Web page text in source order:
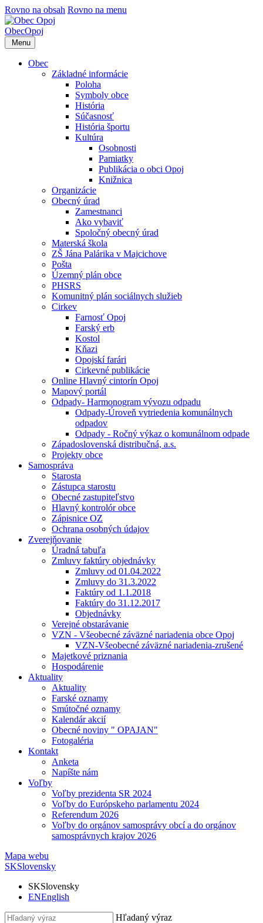
Rovno na obsah Rovno na menu
ObecOpoj
Menu
Obec
Základné informácie
Poloha
Symboly obce
História
Súčasnosť
História športu
Kultúra
Osobnosti
Pamiatky
Publikácia o obci Opoj
Knižnica
Organizácie
Obecný úrad
Zamestnanci
Ako vybaviť
Spoločný obecný úrad
Materská škola
ZŠ Jána Palárika v Majcichove
Pošta
Územný plán obce
PHSRS
Komunitný plán sociálnych služieb
Cirkev
Farnosť Opoj
Farský erb
Kostol
Kňazi
Opojskí farári
Cirkevné publikácie
Online Hlavný cintorín Opoj
Mapový portál
Odpady- Harmonogram vývozu odpadu
Odpady-Úroveň vytriedenia komunálnych
odpadov
Odpady - Ročný výkaz o komunálnom odpade
Západoslovenská distribučná, a.s.
Projekty obce
Samospráva
Starosta
Zástupca starostu
Obecné zastupiteľstvo
Hlavný kontrolór obce
Zápisnice OZ
Ochrana osobných údajov
Zverejňovanie
Úradná tabuľa
Zmluvy faktúry objednávky
Zmluvy od 01.04.2022
Zmluvy do 31.3.2022
Faktúry od 1.1.2018
Faktúry do 31.12.2017
Objednávky
Verejné obstarávanie
VZN - Všeobecné záväzné nariadenia obce Opoj
VZN-Všeobecné záväzné nariadenia-zrušené
Majetkové priznania
Hospodárenie
Aktuality
Aktuality
Farské oznamy
Smútočné oznamy
Kalendár akcií
Obecné noviny " OPAJAN"
Fotogaléria
Kontakt
Anketa
Napíšte nám
Voľby
Voľby prezidenta SR 2024
Voľby do Európskeho parlamentu 2024
Referendum 2026
Voľby do orgánov samosprávy obcí a do orgánov
samosprávnych krajov 2026
Mapa webu
SKSlovensky
SKSlovensky
ENEnglish
Hľadaný výraz